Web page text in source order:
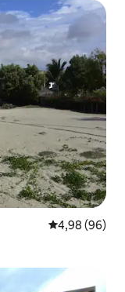
Gemiddelde
4,98 (96)